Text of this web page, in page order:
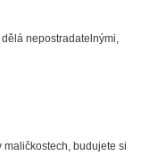
nepostradatelnými,
maličkostech, budujete si